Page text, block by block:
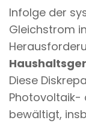
Infolge der
Gleichstrom
Diese
Photovoltaik-
bewältigt,